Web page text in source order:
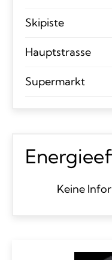
Skipiste
Hauptstrasse
Supermarkt
Keine